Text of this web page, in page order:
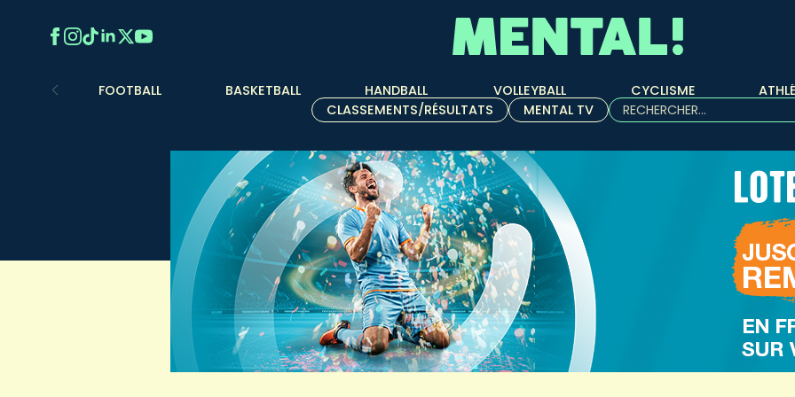
FOOTBALL BASKETBALL HANDBALL VOLLEYBALL CYCLISME
CLASSEMENTS/RÉSULTATS
MENTAL TV
Rechercher :